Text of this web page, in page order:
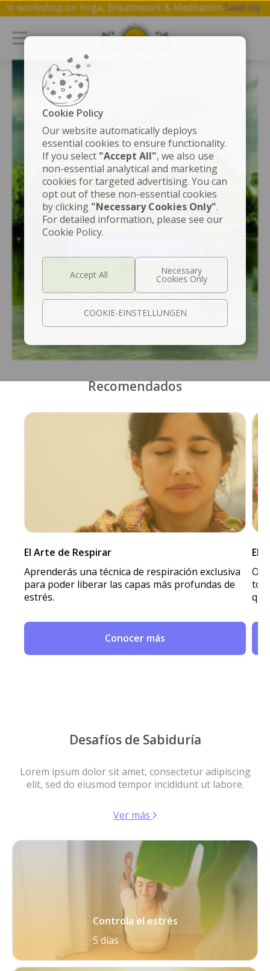
Join a free 1 hr workshop on Yoga, Breathwork &
Sabiduría
Descubre el conocimiento ancestral para vivir
más plenamente.
Ver trailer
Recomendados
El Arte de Respirar
Aprenderás una técnica de respiración exclusiva
para poder liberar las capas más profundas de
estrés.
Conocer más
El
Desafíos de Sabiduría
Lorem ipsum dolor sit amet, consectetur adipiscing
elit, sed do eiusmod tempor incididunt ut labore.
Ver más
Controla el estrés
5 días
Cookie Policy
Our website automatically deploys
essential cookies to ensure functionality.
If you select "Accept All", we also use
non-essential analytical and marketing
cookies for targeted advertising. You can
opt out of these non-essential cookies
by clicking "Necessary Cookies Only".
For detailed information, please see our
Cookie Policy.
COOKIE-EINSTELLUNGEN